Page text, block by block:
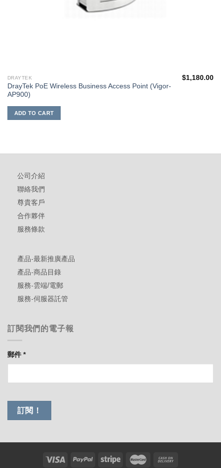
DRAYTEK
DrayTek PoE Wireless Business Access Point (Vigor-
AP900)
$1,180.00
ADD TO CART
公司介紹
聯絡我們
尊貴客戶
合作夥伴
服務條款
產品-最新推廣產品
產品-商品目錄
服務-雲端/電郵
服務-伺服器託管
訂閱我們的電子報
郵件*